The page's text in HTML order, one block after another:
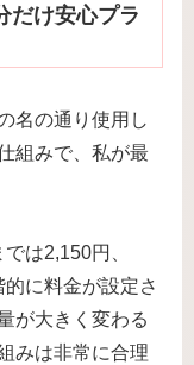
だけ安心プラ
名の通り使用し
組みで、私が最
は2,150円、
に料金が設定さ
が大きく変わる
みは非常に合理